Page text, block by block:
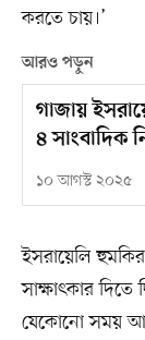
করতে চায়।’
আরও পড়ুন
গাজায়
৪ সাংবাদিক
১০ আগস্ট ২০২৫
ইসরায়েলি
সাক্ষাৎকার
যেকোনো সময়